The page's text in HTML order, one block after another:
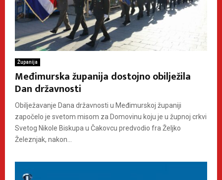
Županija
Međimurska županija dostojno obilježila
Dan državnosti
Obilježavanje Dana državnosti u Međimurskoj županiji
započelo je svetom misom za Domovinu koju je u župnoj crkvi
Svetog Nikole Biskupa u Čakovcu predvodio fra Željko
Železnjak, nakon...